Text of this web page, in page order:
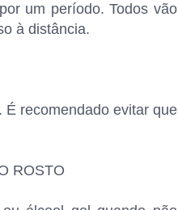
um período. Todos vão
à distância.
É recomendado evitar que
ROSTO